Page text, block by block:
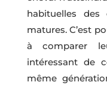
habituelles
matures. C’est
à comparer
intéressant de
même